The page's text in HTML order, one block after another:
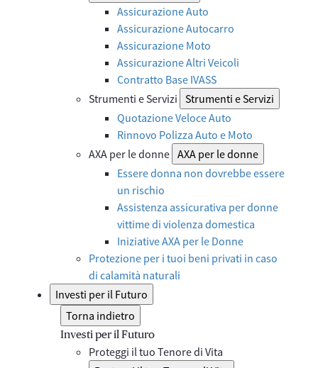
Assicurazione Auto
Assicurazione Autocarro
Assicurazione Moto
Assicurazione Altri Veicoli
Contratto Base IVASS
Strumenti e Servizi Strumenti e Servizi
Quotazione Veloce Auto
Rinnovo Polizza Auto e Moto
AXA per le donne AXA per le donne
Essere donna non dovrebbe essere
un rischio
Assistenza assicurativa per donne
vittime di violenza domestica
Iniziative AXA per le Donne
Protezione per i tuoi beni privati in caso
di calamità naturali
Investi per il Futuro
Torna indietro
Investi per il Futuro
Proteggi il tuo Tenore di Vita